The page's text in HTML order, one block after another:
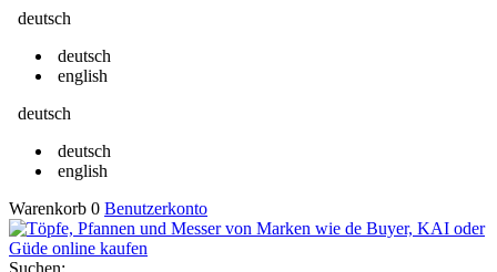
deutsch
deutsch
english
deutsch
deutsch
english
Warenkorb 0 Benutzerkonto
Suchen: